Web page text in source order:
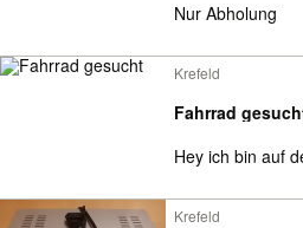
Nur Abholung
Krefeld
Fahrrad
Hey ich bin auf
Krefeld